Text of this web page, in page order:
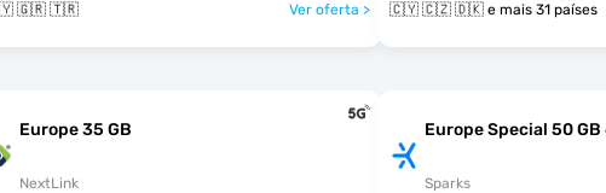
🇬🇷 🇹🇷 Ver oferta > 🇨🇾 🇨🇿 🇩🇰 e mais 31 países
Europe 35 GB
NextLink
Europe Special 50 GB
Sparks